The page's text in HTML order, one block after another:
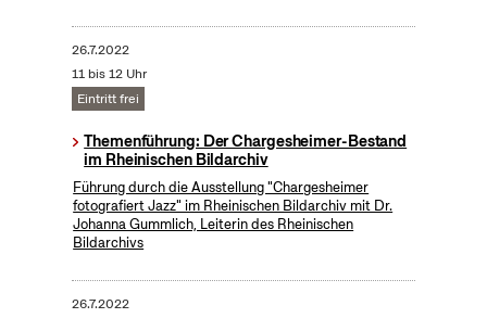
26.7.2022
11 bis 12 Uhr
Eintritt frei
Themenführung: Der Chargesheimer-Bestand
im Rheinischen Bildarchiv
Führung durch die Ausstellung "Chargesheimer
fotografiert Jazz" im Rheinischen Bildarchiv mit Dr.
Johanna Gummlich, Leiterin des Rheinischen
Bildarchivs
26.7.2022